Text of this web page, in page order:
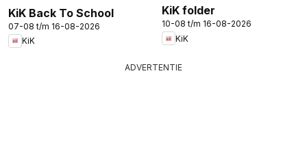
KiK Back To School
07-08 t/m 16-08-2026
KiK
KiK folder
10-08 t/m 16-08-2026
KiK
ADVERTENTIE